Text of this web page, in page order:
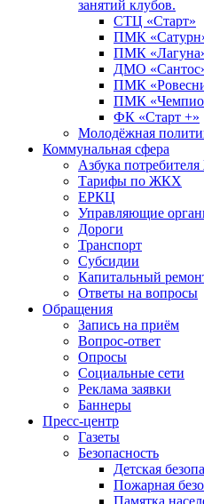
занятий клубов.
СТЦ «Старт»
ПМК
ПМК
ДМО
ПМК
ПМК
ФК «Старт +»
Молодёжная
Коммунальная сфера
Азбука
Тарифы по ЖКХ
ЕРКЦ
Управляющие
Дороги
Транспорт
Субсидии
Капитальный
Ответы на вопросы
Обращения
Запись на приём
Вопрос-ответ
Опросы
Социальные сети
Реклама заявки
Баннеры
Пресс-центр
Газеты
Безопасность
Детская
Пожарная